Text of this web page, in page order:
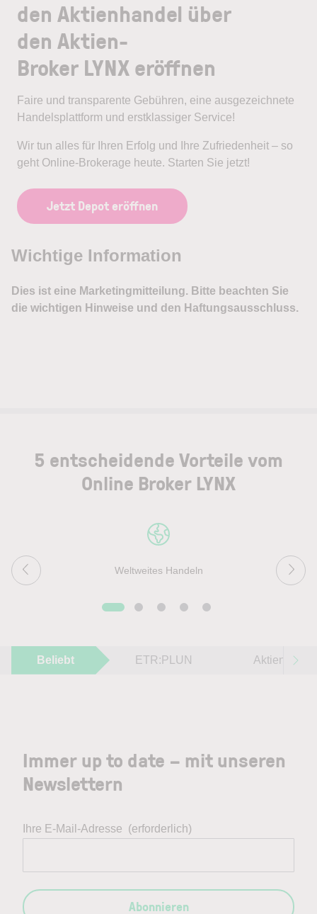
den Aktienhandel über
den Aktien-
Broker LYNX eröffnen
Faire und transparente Gebühren, eine ausgezeichnete
Handelsplattform und erstklassiger Service!
Wir tun alles für Ihren Erfolg und Ihre Zufriedenheit – so
geht Online-Brokerage heute. Starten Sie jetzt!
Jetzt Depot eröffnen
5 entscheidende Vorteile vom
Online Broker LYNX
Weltweites Handeln
Beliebt ETR:PLUN Aktien im
Immer up to date – mit unseren
Newslettern
Ihre E-Mail-Adresse (erforderlich)
Abonnieren